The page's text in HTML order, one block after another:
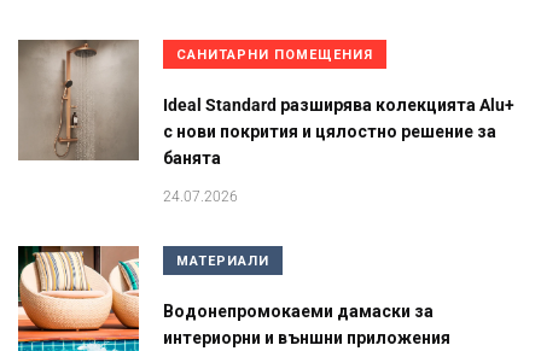
САНИТАРНИ ПОМЕЩЕНИЯ
Ideal Standard разширява колекцията Alu+
с нови покрития и цялостно решение за
банята
24.07.2026
МАТЕРИАЛИ
Водонепромокаеми дамаски за
интериорни и външни приложения